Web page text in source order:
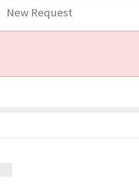
New Request